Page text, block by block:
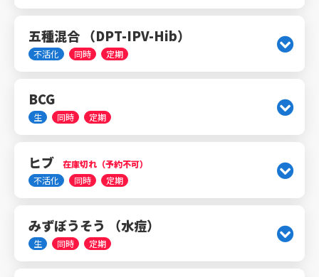
五種混合 （DPT-IPV-Hib）
不活化 同時 定期
BCG
生 同時 定期
ヒブ
在庫切れ（予約不可）
不活化
同時 定期
みずぼうそう （水痘）
生 同時 定期